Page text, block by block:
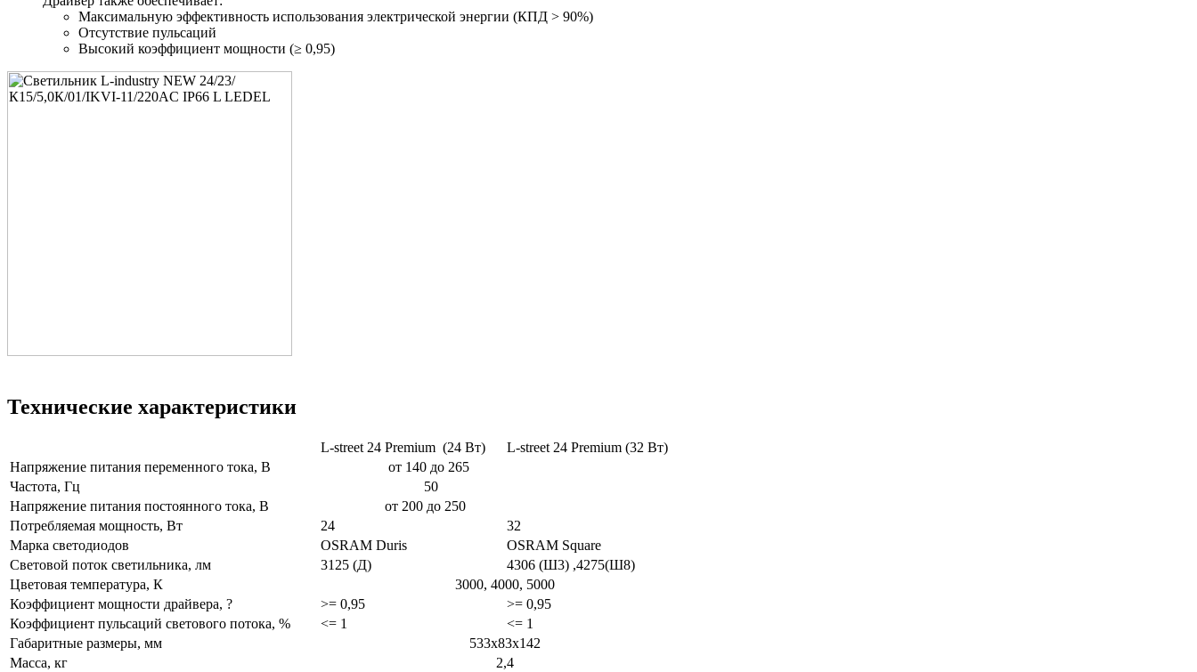
Максимальную эффективность использования электрической энергии (КПД > 90%)
Отсутствие пульсаций
Высокий коэффициент мощности (≥ 0,95)
Технические характеристики
L-street 24 Premium (24 Вт)
L-street 24 Premium (32 Вт)
Напряжение питания переменного тока, В
от 140 до 265
Частота, Гц
50
Напряжение питания постоянного тока, В
от 200 до 250
Потребляемая мощность, Вт
24
32
Марка светодиодов
OSRAM Duris
OSRAM Square
Световой поток светильника, лм
3125 (Д)
4306 (Ш3) ,4275(Ш8)
Цветовая температура, К
3000, 4000, 5000
Коэффициент мощности драйвера, ?
>= 0,95
>= 0,95
Коэффициент пульсаций светового потока, %
<= 1
<= 1
Габаритные размеры, мм
533x83x142
Масса, кг
2,4